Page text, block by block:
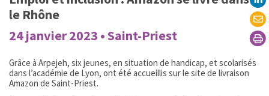
le Rhône
24 janvier 2023 • Saint-Priest
Grâce à Arpejeh, six jeunes, en situation de handicap, et scolarisés
dans l’académie de Lyon, ont été accueillis sur le site de livraison
Amazon de Saint-Priest.